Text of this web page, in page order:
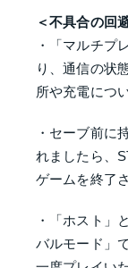
＜不具合の回
・「マルチプ
り、通信の状
所や充電につ
・セーブ前に
れましたら、
ゲームを終了
・「ホスト」
バルモード」